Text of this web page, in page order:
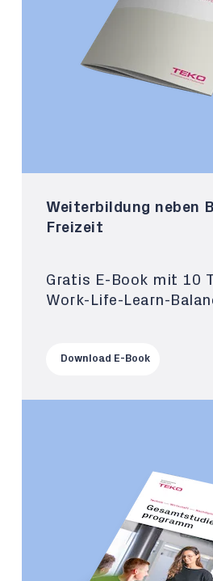
Weiterbildung neben
Freizeit
Gratis E-Book mit 10
Work-Life-Learn-
Download E-Book